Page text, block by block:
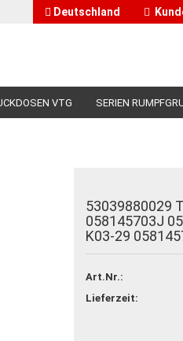
Deutschland
vergessen?
VTG SERIEN
53039880029
058145703J
K03-29
Art.Nr.:
Lieferzeit: